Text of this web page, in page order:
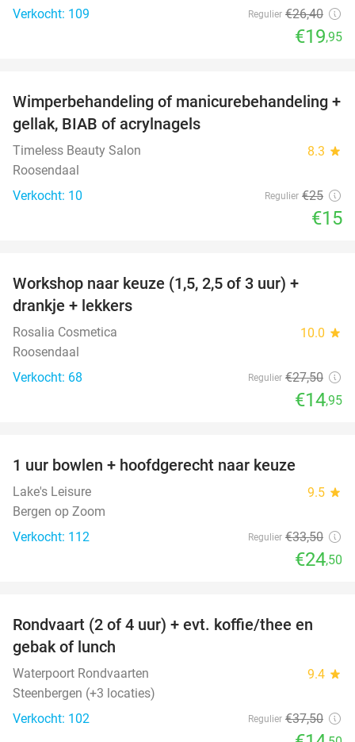
Verkocht: 109
Regulier €26,40
€19,95
40%
Wimperbehandeling of manicurebehandeling +
gellak, BIAB of acrylnagels
Timeless Beauty Salon 8.3 star
Roosendaal
Verkocht: 10
Regulier €25
€15
Workshop naar keuze (1,5, 2,5 of 3 uur) +
drankje + lekkers
Rosalia Cosmetica 10.0 star
Roosendaal
Verkocht: 68
Regulier €27,50
€14,95
1 uur bowlen + hoofdgerecht naar keuze
Lake's Leisure 9.5 star
Bergen op Zoom
Verkocht: 112
Regulier €33,50
€24,50
61%
Rondvaart (2 of 4 uur) + evt. koffie/thee en
gebak of lunch
Waterpoort Rondvaarten 9.4 star
Steenbergen (+3 locaties)
Verkocht: 102
Regulier €37,50